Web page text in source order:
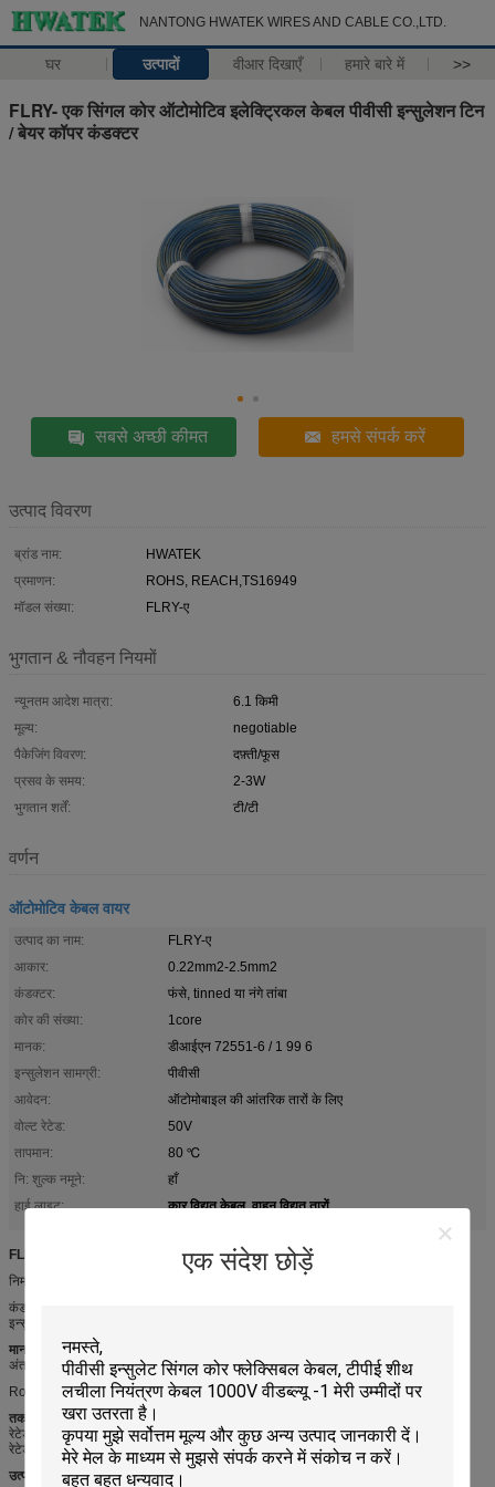
NANTONG HWATEK WIRES AND CABLE CO.,LTD.
घर उत्पादों वीआर दिखाएँ हमारे बारे में >>
एक संदेश छोड़ें
FLRY- एक सिंगल कोर ऑटोमोटिव इलेक्ट्रिकल केबल पीवीसी इन्सुलेशन टिन
/ बेयर कॉपर कंडक्टर
सबसे अच्छी कीमत हमसे संपर्क करें
उत्पाद विवरण
ब्रांड नाम:
HWATEK
प्रमाणन:
ROHS, REACH,TS16949
मॉडल संख्या:
FLRY-ए
भुगतान & नौवहन नियमों
न्यूनतम आदेश मात्रा:
6.1 किमी
मूल्य:
negotiable
पैकेजिंग विवरण:
दफ़्ती/फूस
प्रसव के समय:
2-3W
भुगतान शर्तें:
टी/टी
वर्णन
ऑटोमोटिव केबल वायर
उत्पाद का नाम:
FLRY-ए
आकार:
0.22mm2-2.5mm2
कंडक्टर:
फंसे, tinned या नंगे तांबा
कोर की संख्या:
1core
मानक:
डीआईएन 72551-6 / 1 99 6
इन्सुलेशन सामग्री:
पीवीसी
आवेदन:
ऑटोमोबाइल की आंतरिक तारों के लिए
वोल्ट रेटेड:
50V
तापमान:
80 ℃
नि: शुल्क नमूने:
हाँ
हाई लाइट:
कार विद्युत केबल,वाहन विद्युत तारों
FLRY-A, प्रतिरोधी तेल, उच्च तापमान, ओजोन और घर्षण, उच्च लचीलापन थर्मो और यांत्रिक शक्ति
निर्माण
कंडक्टर: फंसे, tinned या नंगे तांबे
इन्सुलेशन: पीवीसी
मानक
अंतर्राष्ट्रीय:डीआईएन 72551-6 / 1 99 6
RoHS, पहुंच अनुपालन,
तकनीकी डेटा
रेटेड वोल्टेज: 50 वी
रेटेड तापमान: 80℃
उत्पाद चरित्र :